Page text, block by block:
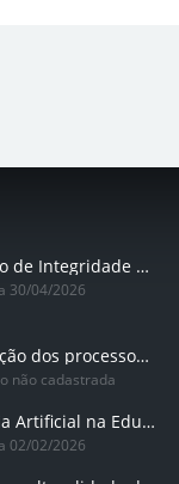
I Seminário de Integridade do IFB
30/04/2026
Humanização dos processos de trabalhos em tempos de IA
não cadastrada
Inteligência Artificial na Educação Profissional e Tecnológica: potencialidades, desafios e desenvolvimento docente
02/02/2026